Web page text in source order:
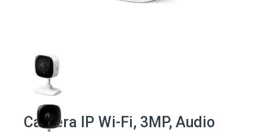
Camera IP Wi-Fi, 3MP, Audio